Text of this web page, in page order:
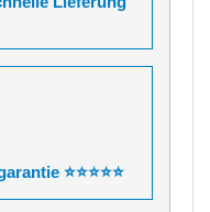
⭐⭐⭐⭐⭐